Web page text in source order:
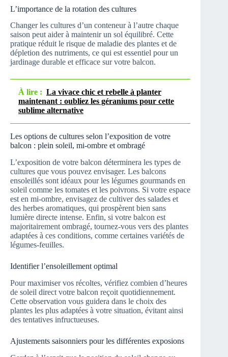
L’importance de la rotation des cultures
Changer les cultures d’un conteneur à l’autre chaque
saison peut aider à maintenir un sol équilibré. Cette
pratique réduit le risque de maladie des plantes et de
dépletion des nutriments, ce qui est essentiel pour un
jardinage durable et efficace sur votre balcon.
À lire : La vivace chic et rebelle à planter
maintenant : oubliez les géraniums pour cette
sublime alternative
Les options de cultures selon l’exposition de votre
balcon : plein soleil, mi-ombre et ombragé
L’exposition de votre balcon déterminera les types de
cultures que vous pouvez envisager. Les balcons
ensoleillés sont idéaux pour les légumes gourmands en
soleil comme les tomates et les poivrons. Si votre espace
est en mi-ombre, envisagez de cultiver des salades et
des herbes aromatiques, qui prospèrent bien sans
lumière directe intense. Enfin, si votre balcon est
majoritairement ombragé, tournez-vous vers des plantes
adaptées à ces conditions, comme certaines variétés de
légumes-feuilles.
Identifier l’ensoleillement optimal
Pour maximiser vos récoltes, vérifiez combien d’heures
de soleil direct votre balcon reçoit quotidiennement.
Cette observation vous guidera dans le choix des
plantes les plus adaptées à votre situation, évitant ainsi
des tentatives infructueuses.
Ajustements saisonniers pour les différentes exposions